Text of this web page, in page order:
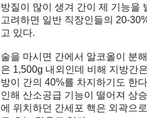
방질이 많이 생겨 간이 제 기능을
고려하면 일반 직장인들의 20-
고 있다.
술을 마시면 간에서 알코올이 분
은 1,500g 내외인데 비해 지방간
방이 간의 40%를 차지하기도 한
인해 산소공급 기능이 떨어져 상
에 위치하던 간세포 핵은 외곽으